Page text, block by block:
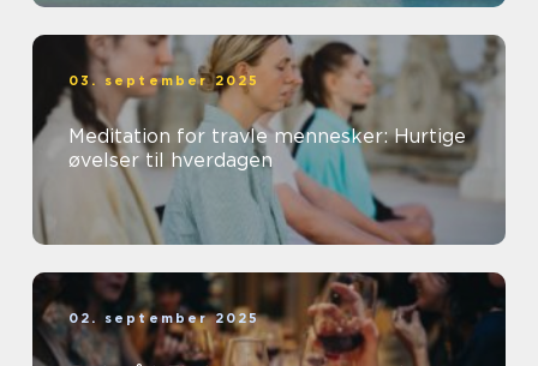
03. september 2025
Meditation for travle mennesker: Hurtige
øvelser til hverdagen
02. september 2025